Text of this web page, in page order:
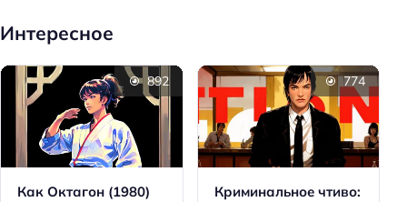
Интересное
Как Октагон (1980)
892
Криминальное чтиво:
774